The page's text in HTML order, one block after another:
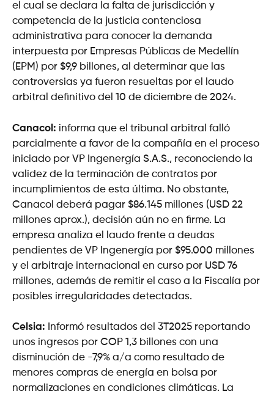
el cual se declara la falta de jurisdicción y
competencia de la justicia contenciosa
administrativa para conocer la demanda
interpuesta por Empresas Públicas de Medellín
(EPM) por $9,9 billones, al determinar que las
controversias ya fueron resueltas por el laudo
arbitral definitivo del 10 de diciembre de 2024.
Canacol: informa que el tribunal arbitral falló
parcialmente a favor de la compañía en el proceso
iniciado por VP Ingenergía S.A.S., reconociendo la
validez de la terminación de contratos por
incumplimientos de esta última. No obstante,
Canacol deberá pagar $86.145 millones (USD 22
millones aprox.), decisión aún no en firme. La
empresa analiza el laudo frente a deudas
pendientes de VP Ingenergía por $95.000 millones
y el arbitraje internacional en curso por USD 76
millones, además de remitir el caso a la Fiscalía por
posibles irregularidades detectadas.
Celsia: Informó resultados del 3T2025 reportando
unos ingresos por COP 1,3 billones con una
disminución de -7,9% a/a como resultado de
menores compras de energía en bolsa por
normalizaciones en condiciones climáticas. La